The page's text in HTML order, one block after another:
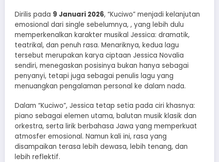
Dirilis pada 9 Januari 2026, “Kuciwo” menjadi kelanjutan
emosional dari single sebelumnya, , yang lebih dulu
memperkenalkan karakter musikal Jessica: dramatik,
teatrikal, dan penuh rasa. Menariknya, kedua lagu
tersebut merupakan karya ciptaan Jessica Novalia
sendiri, menegaskan posisinya bukan hanya sebagai
penyanyi, tetapi juga sebagai penulis lagu yang
menuangkan pengalaman personal ke dalam nada.
Dalam “Kuciwo”, Jessica tetap setia pada ciri khasnya:
piano sebagai elemen utama, balutan musik klasik dan
orkestra, serta lirik berbahasa Jawa yang memperkuat
atmosfer emosional. Namun kali ini, rasa yang
disampaikan terasa lebih dewasa, lebih tenang, dan
lebih reflektif.